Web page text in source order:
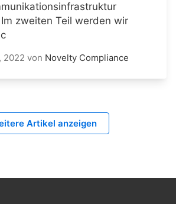
zweiten Teil werden wir
2022 von Novelty Compliance
Artikel anzeigen